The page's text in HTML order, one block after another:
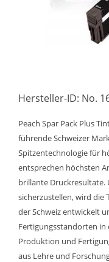
Hersteller-ID: No.
Peach Spar Pack Plus
führende Schweizer
Spitzentechnologie für
entsprechen höchsten
brillante Druckresultate.
sicherzustellen, wird die
der Schweiz entwickelt
Fertigungsstandorten
Produktion und
aus Lehre und